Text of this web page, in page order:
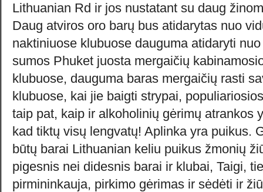
Lithuanian Rd ir jos nustatant su daug
Daug atviros oro barų bus atidarytas nuo
naktiniuose klubuose dauguma atidaryti
sumos Phuket juosta mergaičių
klubuose, dauguma baras mergaičių rasti
klubuose, kai jie baigti strypai,
taip pat, kaip ir alkoholinių gėrimų atrankos
kad tiktų visų lengvatų! Aplinka yra puikus.
būtų barai Lithuanian keliu puikus žmonių
pigesnis nei didesnis barai ir klubai, Taigi,
pirmininkauja, pirkimo gėrimas ir sėdėti ir